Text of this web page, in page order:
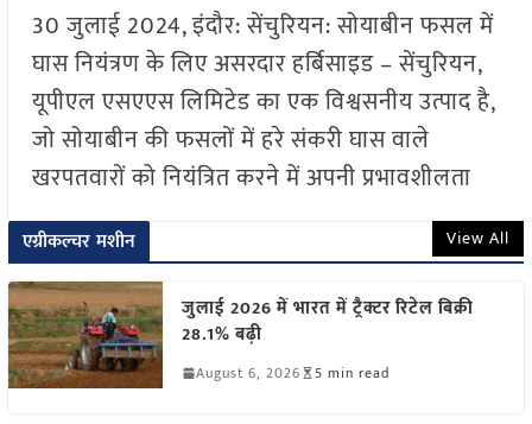
30 जुलाई 2024, इंदौर: सेंचुरियन: सोयाबीन फसल में
घास नियंत्रण के लिए असरदार हर्बिसाइड – सेंचुरियन,
यूपीएल एसएएस लिमिटेड का एक विश्वसनीय उत्पाद है,
जो सोयाबीन की फसलों में हरे संकरी घास वाले
खरपतवारों को नियंत्रित करने में अपनी प्रभावशीलता
एग्रीकल्चर मशीन View All
जुलाई 2026 में भारत में ट्रैक्टर रिटेल बिक्री
28.1% बढ़ी
August 6, 2026 5 min read